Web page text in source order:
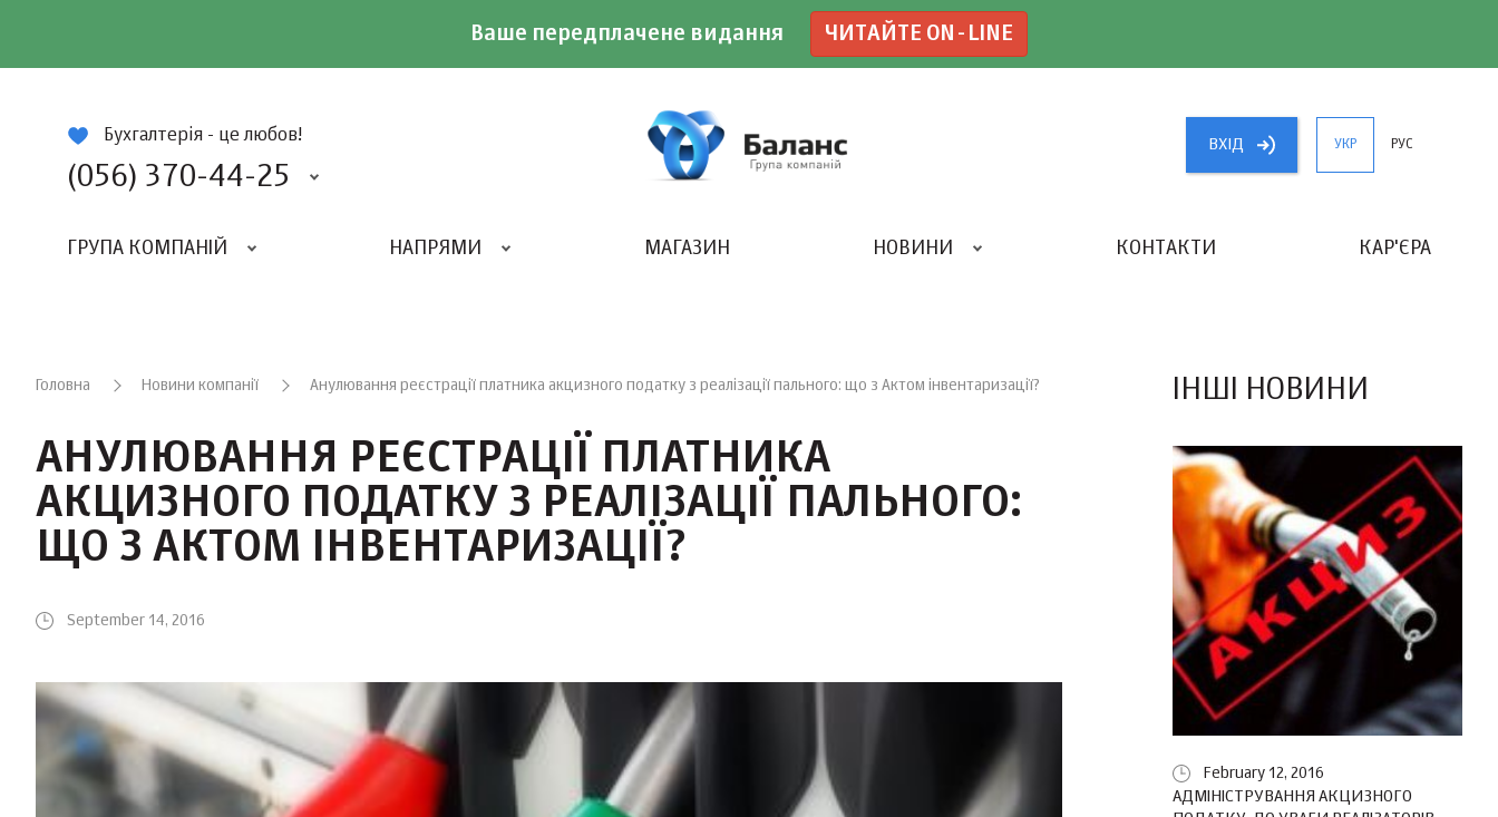
Ваше передплачене видання ЧИТАЙТЕ ON-LINE
Бухгалтерія - це любов!
(056) 370-44-25
ВХIД УКР РУС
ГРУПА КОМПАНІЙ НАПРЯМИ МАГАЗИН НОВИНИ КОНТАКТИ КАР'ЄРА
Головна Новини компанії Анулювання реєстрації платника акцизного податку з реалізації пального: що з Актом інвентаризації?
АНУЛЮВАННЯ РЕЄСТРАЦІЇ ПЛАТНИКА
АКЦИЗНОГО ПОДАТКУ З РЕАЛІЗАЦІЇ ПАЛЬНОГО:
ЩО З АКТОМ ІНВЕНТАРИЗАЦІЇ?
September 14, 2016
ІНШІ НОВИНИ
February 12, 2016
АДМІНІСТРУВАННЯ АКЦИЗНОГО